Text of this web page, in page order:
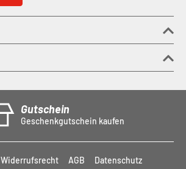
Gutschein
Geschenkgutschein kaufen
Widerrufsrecht AGB Datenschutz